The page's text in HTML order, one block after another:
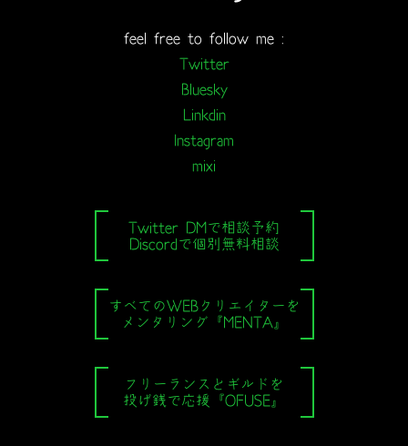
feel free to follow me :
Twitter
Bluesky
Linkdin
Instagram
mixi
Twitter DMで相談予約
Discordで個別無料相談
すべてのWEBクリエイターを
メンタリング『MENTA』
フリーランスとギルドを
投げ銭で応援『OFUSE』